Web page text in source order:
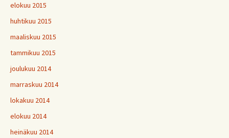
elokuu 2015
huhtikuu 2015
maaliskuu 2015
tammikuu 2015
joulukuu 2014
marraskuu 2014
lokakuu 2014
elokuu 2014
heinäkuu 2014